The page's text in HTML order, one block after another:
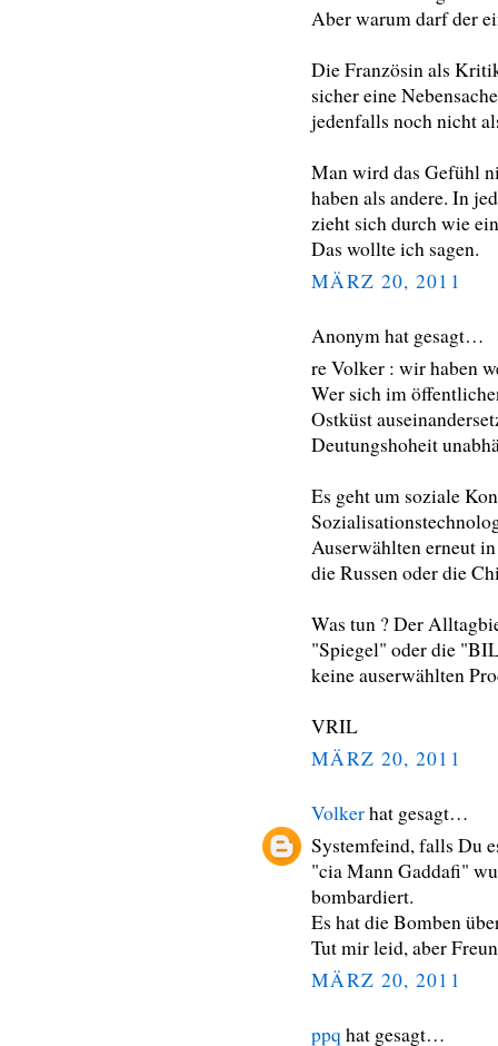
Aber warum darf der
Die Französin als
sicher eine
jedenfalls noch nicht
Man wird das Gefühl
haben als andere. In
zieht sich durch wie
Das wollte ich sagen.
MÄRZ 20, 2011
Anonym hat gesagt…
re Volker : wir haben
Wer sich im
Ostküst
Deutungshoheit
Es geht um soziale
Auserwählten erneut
die Russen oder die
Was tun ? Der
"Spiegel" oder die
keine auserwählten
VRIL
MÄRZ 20, 2011
Volkerhat gesagt…
Systemfeind, falls Du
"cia Mann Gaddafi"
bombardiert.
Es hat die Bomben
Tut mir leid, aber
MÄRZ 20, 2011
ppq hat gesagt…